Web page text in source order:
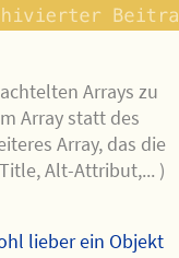
Arrays zu
Array statt des
Array, das die
Alt-Attribut,... )
lieber ein Objekt